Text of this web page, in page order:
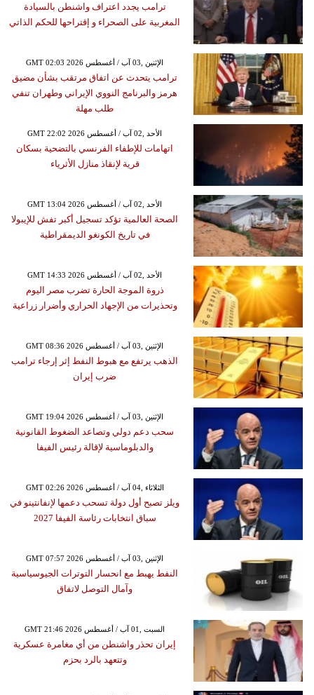
ترامب يجدد اعتراف واشنطن بالسيادة
المغربية على الصحراء و إقتراحها للحكم الذاتي
GMT 02:03 2026 الإثنين ,03 آب / أغسطس
ترامب يتحدث عن اتفاق مرتقب بشأن مضيق
هرمز والبرنامج النووي الإيراني وطهران تنفي
طلب مهلة
GMT 22:02 2026 الأحد ,02 آب / أغسطس
اتهامات للإطفاء الفرنسي بالتضحية بسكان
قرية لإنقاذ منازل الأثرياء
GMT 13:04 2026 الأحد ,02 آب / أغسطس
الصحة العالمية تؤكد تسجيل أكبر تفش للإيبولا
في تاريخ الكونغو الديمقراطية
GMT 14:33 2026 الأحد ,02 آب / أغسطس
ذروة الموجة الحارة تضرب مصر اليوم
وتحذيرات من الإجهاد الحراري وأضرار زراعية
GMT 08:36 2026 الإثنين ,03 آب / أغسطس
الذهب يرتفع مع هبوط النفط إثر إرجاء ترامب
ضرب إيران
GMT 19:04 2026 الإثنين ,03 آب / أغسطس
سحب دعم دولي وتصاعد الضغوط القانونية
والدبلوماسية لإقالة رئيس الفيفا
GMT 02:26 2026 الثلاثاء ,04 آب / أغسطس
ويلز تصبح أول دولة تسحب دعمها لإنفانتينو في
سباق انتخابات رئاسة الفيفا 2027
GMT 07:57 2026 الإثنين ,03 آب / أغسطس
النفط يهبط مع انحسار التوترات الجيوسياسية
وآمال التوصل لاتفاق
GMT 21:46 2026 السبت ,01 آب / أغسطس
إيران تحذر واشنطن من أي مغامرة عسكرية
وتتعهد بالرد بحزم